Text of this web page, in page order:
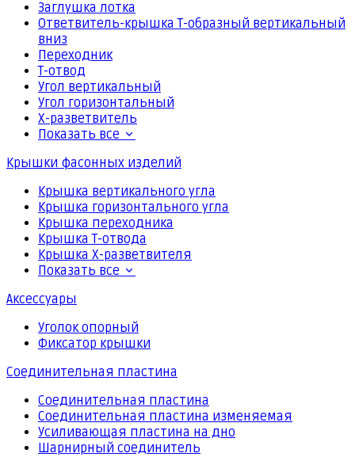
Заглушка лотка
Ответвитель-крышка Т-образный вертикальный
вниз
Переходник
Т-отвод
Угол вертикальный
Угол горизонтальный
Х-разветвитель
Показать все
Крышки фасонных изделий
Крышка вертикального угла
Крышка горизонтального угла
Крышка переходника
Крышка Т-отвода
Крышка Х-разветвителя
Показать все
Аксессуары
Уголок опорный
Фиксатор крышки
Соединительная пластина
Соединительная пластина
Соединительная пластина изменяемая
Усиливающая пластина на дно
Шарнирный соединитель